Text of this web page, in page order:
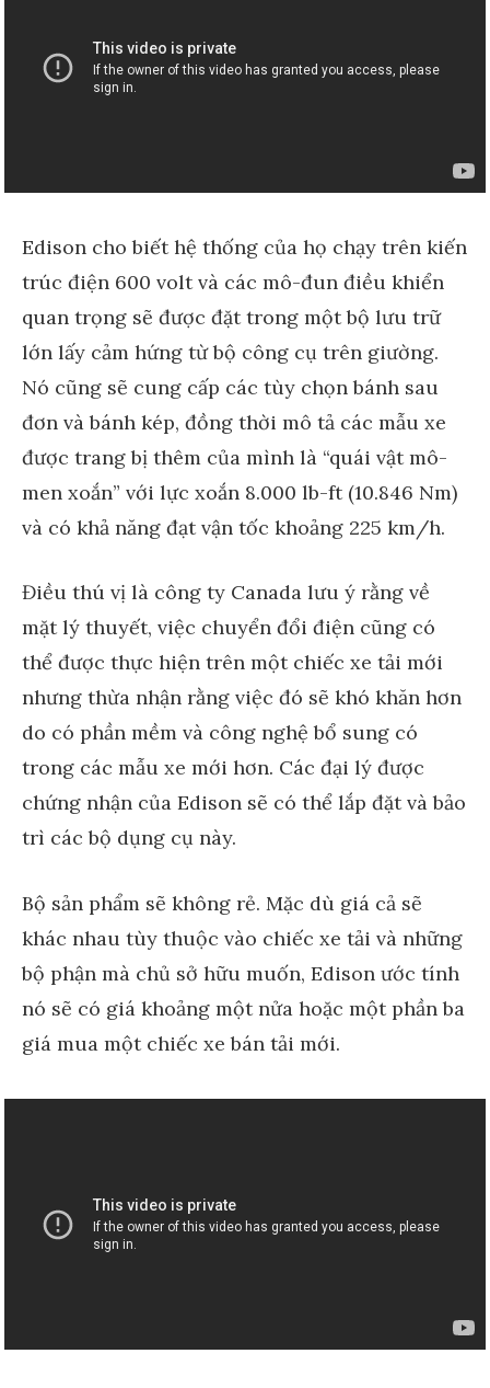
Edison cho biết hệ thống của họ chạy trên kiến
​​trúc điện 600 volt và các mô-đun điều khiển
quan trọng sẽ được đặt trong một bộ lưu trữ
lớn lấy cảm hứng từ bộ công cụ trên giường.
Nó cũng sẽ cung cấp các tùy chọn bánh sau
đơn và bánh kép, đồng thời mô tả các mẫu xe
được trang bị thêm của mình là “quái vật mô-
men xoắn” với lực xoắn 8.000 lb-ft (10.846 Nm)
và có khả năng đạt vận tốc khoảng 225 km/h.
Điều thú vị là công ty Canada lưu ý rằng về
mặt lý thuyết, việc chuyển đổi điện cũng có
thể được thực hiện trên một chiếc xe tải mới
nhưng thừa nhận rằng việc đó sẽ khó khăn hơn
do có phần mềm và công nghệ bổ sung có
trong các mẫu xe mới hơn. Các đại lý được
chứng nhận của Edison sẽ có thể lắp đặt và bảo
trì các bộ dụng cụ này.
Bộ sản phẩm sẽ không rẻ. Mặc dù giá cả sẽ
khác nhau tùy thuộc vào chiếc xe tải và những
bộ phận mà chủ sở hữu muốn, Edison ước tính
nó sẽ có giá khoảng một nửa hoặc một phần ba
giá mua một chiếc xe bán tải mới.